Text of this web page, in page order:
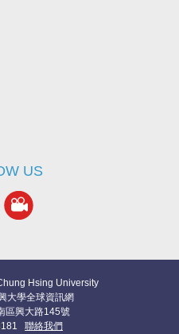
US
Hsing University
大學全球資訊網
區興大路145號
聯絡我們